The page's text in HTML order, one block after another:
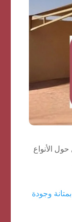
الأنواع
وجودة